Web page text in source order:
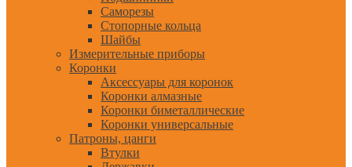
Саморезы
Стопорные кольца
Шайбы
Измерительные приборы
Коронки
Аксессуары для коронок
Коронки алмазные
Коронки биметаллические
Коронки универсальные
Патроны, цанги
Втулки